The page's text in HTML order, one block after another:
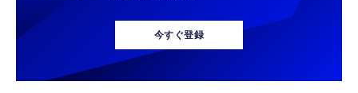
今すぐ登録